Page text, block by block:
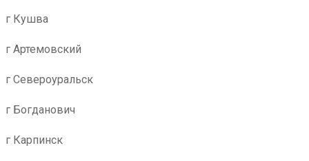
г Кушва
г Артемовский
г Североуральск
г Богданович
г Карпинск